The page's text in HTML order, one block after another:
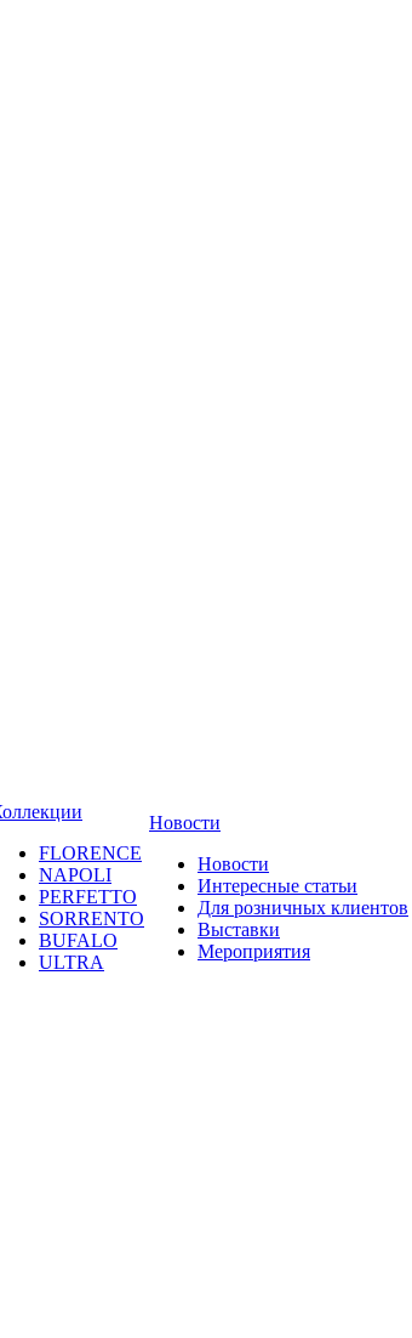
FLORENCE
NAPOLI
PERFETTO
SORRENTO
BUFALO
ULTRA
Новости
Новости
Интересные статьи
Для розничных клиентов
Выставки
Мероприятия